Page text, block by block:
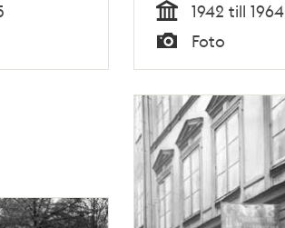
Tid
1942 till 1964
Typ
Foto